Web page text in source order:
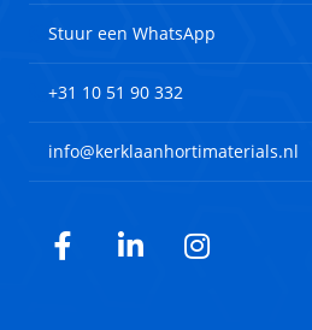
Stuur een WhatsApp
+31 10 51 90 332
info@kerklaanhortimaterials.nl
Facebook
LinkedInInstagram